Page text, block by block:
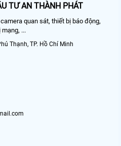
TƯ AN THÀNH PHÁT
quan sát, thiết bị báo động,
...
Thạnh, TP. Hồ Chí Minh